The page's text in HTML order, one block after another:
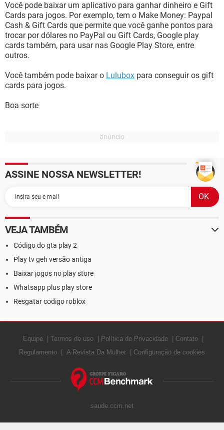
Você pode baixar um aplicativo para ganhar dinheiro e Gift
Cards para jogos. Por exemplo, tem o Make Money: Paypal
Cash & Gift Cards que permite que você ganhe pontos para
trocar por dólares no PayPal ou Gift Cards, Google play
cards também, para usar nas Google Play Store, entre
outros.
Você também pode baixar o Lulubox para conseguir os gift
cards para jogos.
Boa sorte
ASSINE NOSSA NEWSLETTER!
VEJA TAMBÉM
Código do gta play 2
Play tv geh versão antiga
Baixar jogos no play store
Whatsapp plus play store
Resgatar codigo roblox
Equipe Termos de uso Política de Privacidade
Contato
Regulamento
A Revista Da Mulher Configuração de cookies
saude.ccm.net